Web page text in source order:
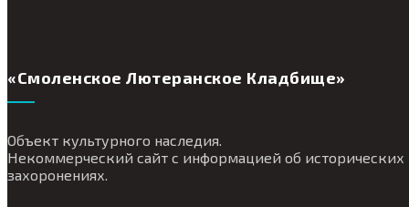
«Смоленское Лютеранское Кладбище»
Объект культурного наследия.
Некоммерческий сайт с информацией об исторических
захоронениях.